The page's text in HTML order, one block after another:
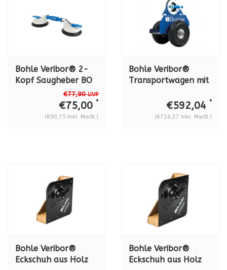
Bohle Veribor® 2-
Kopf Saugheber BO
602.3G, 45 kg.€77,90UVP
€75,00 *
(€90,75 Inkl. MwSt.)
Bohle Veribor®
Transportwagen mit
Saugheber BO 680.0
€592,04 *
(€716,37 Inkl. MwSt.)
Bohle Veribor®
Eckschuh aus Holz
Bohle Veribor®
Eckschuh aus Holz